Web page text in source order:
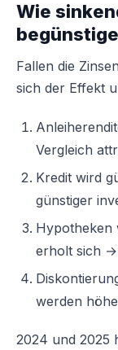
Wie
Fallen die
sich der Effekt
Vergleich
Kredit wird
günstiger
Hypotheken
erholt sich →
werden
2024 und 2025